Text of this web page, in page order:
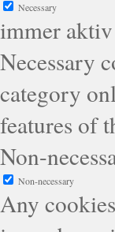
Necessary
immer aktiv
Necessary
category
features of
Non-
Non-necessary
Any